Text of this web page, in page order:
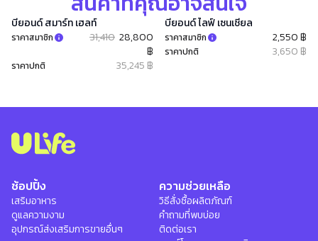
บียอนด์ สมาร์ท เฮลท์​
ราคาสมาชิก 31,410 28,800
฿
ราคาปกติ 35,245 ฿
บียอนด์ ไลฟ์ เซนเชียล
ราคาสมาชิก 2,550 ฿
ราคาปกติ 3,650 ฿
ช้อปปิ้ง
เสริมอาหาร
ดูแลความงาม
อุปกรณ์ส่งเสริมการขายอื่นๆ
ความช่วยเหลือ
วิธีสั่งซื้อผลิตภัณฑ์
คำถามที่พบบ่อย
ติดต่อเรา